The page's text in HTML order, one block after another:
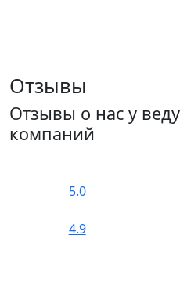
Отзывы
Отзывы о нас у
компаний
5.0
4.9